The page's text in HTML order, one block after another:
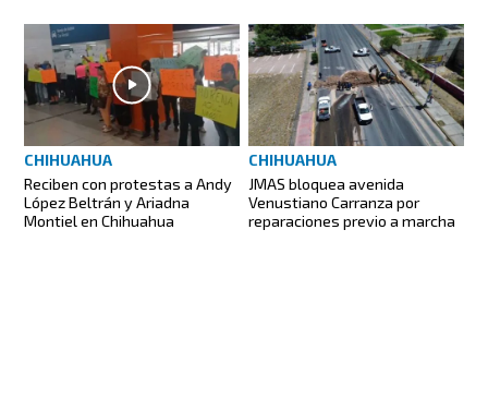
CHIHUAHUA
Reciben con protestas a Andy
López Beltrán y Ariadna
Montiel en Chihuahua
CHIHUAHUA
JMAS bloquea avenida
Venustiano Carranza por
reparaciones previo a marcha